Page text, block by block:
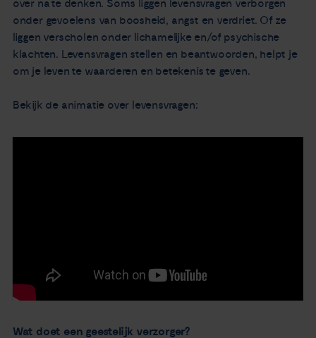
over na te denken. Soms liggen levensvragen verborgen
onder gevoelens van boosheid, angst en verdriet. Of ze
liggen verscholen onder lichamelijke en/of psychische
klachten. Levensvragen stellen en beantwoorden, helpt je
om je leven te waarderen en betekenis te geven.
Bekijk de animatie over levensvragen:
Wat doet een geestelijk verzorger?